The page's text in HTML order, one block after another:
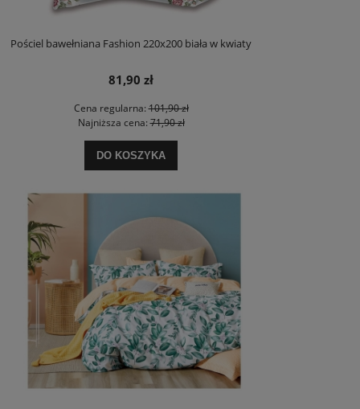
Pościel bawełniana Fashion 220x200 biała w kwiaty
81,90 zł
Cena regularna:101,90 zł
Najniższa cena:71,90 zł
DO KOSZYKA